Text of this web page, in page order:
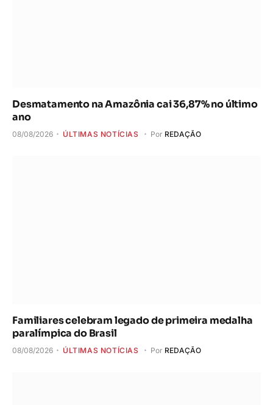
Desmatamento na Amazônia cai 36,87% no último
ano
08/08/2026 ÚLTIMAS NOTÍCIAS Por REDAÇÃO
Familiares celebram legado de primeira medalha
paralímpica do Brasil
08/08/2026 ÚLTIMAS NOTÍCIAS Por REDAÇÃO